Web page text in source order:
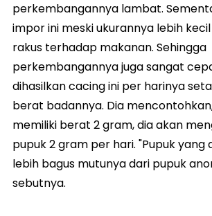
perkembangannya lambat.
impor ini meski ukurannya lebih
rakus terhadap makanan. Sehingga
perkembangannya juga sangat
dihasilkan cacing ini per harinya
berat badannya. Dia
memiliki berat 2 gram, dia akan
pupuk 2 gram per hari. "Pupuk yang
lebih bagus mutunya dari pupuk
sebutnya.